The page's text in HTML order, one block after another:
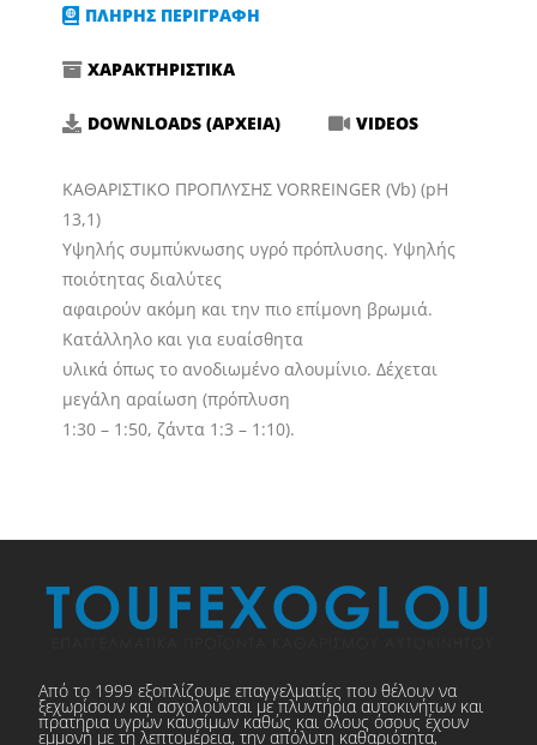
για
Vorreinger
ποσότητα
ΠΛΗΡΗΣ ΠΕΡΙΓΡΑΦΗ
ΧΑΡΑΚΤΗΡΙΣΤΙΚΑ
DOWNLOADS (ΑΡΧΕΙΑ) VIDEOS
ΚΑΘΑΡΙΣΤΙΚΟ ΠΡΟΠΛΥΣΗΣ VORREINGER (Vb) (pH
13,1)
Υψηλής συμπύκνωσης υγρό πρόπλυσης. Υψηλής
ποιότητας διαλύτες
αφαιρούν ακόμη και την πιο επίμονη βρωμιά.
Κατάλληλο και για ευαίσθητα
υλικά όπως το ανοδιωμένο αλουμίνιο. Δέχεται
μεγάλη αραίωση (πρόπλυση
1:30 – 1:50, ζάντα 1:3 – 1:10).
Από το 1999 εξοπλίζουμε επαγγελματίες που θέλουν να
ξεχωρίσουν και ασχολούνται με πλυντήρια αυτοκινήτων και
πρατήρια υγρών καυσίμων καθώς και όλους όσους έχουν
εμμονή με τη λεπτομέρεια, την απόλυτη καθαριότητα,